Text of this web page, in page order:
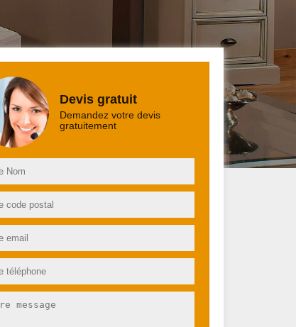
Devis gratuit
Demandez votre devis
gratuitement